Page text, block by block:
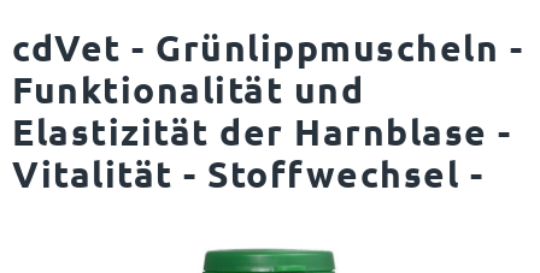
cdVet - Grünlippmuscheln -
Funktionalität und
Elastizität der Harnblase -
Vitalität - Stoffwechsel -